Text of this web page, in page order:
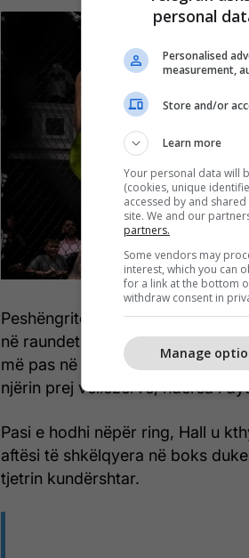
Peshëngritësi i famshëm hyri në
në raundet e para, ndërsa
më pas në raundin e tretë ai
njërin prej vëllezërve, ndërsa i
Pasi e hodhi nëpër ring, Hall u
aftësi të shkëlqyera në boks
tjetrin kundërshtar.
personal
Personalised
measurement,
Store and/or
Learn more
Your personal data will
(cookies, unique
accessed by and
site. We and our
partners.
Some vendors may
interest, which you can
for a link at the bottom
withdraw consent in
Manage